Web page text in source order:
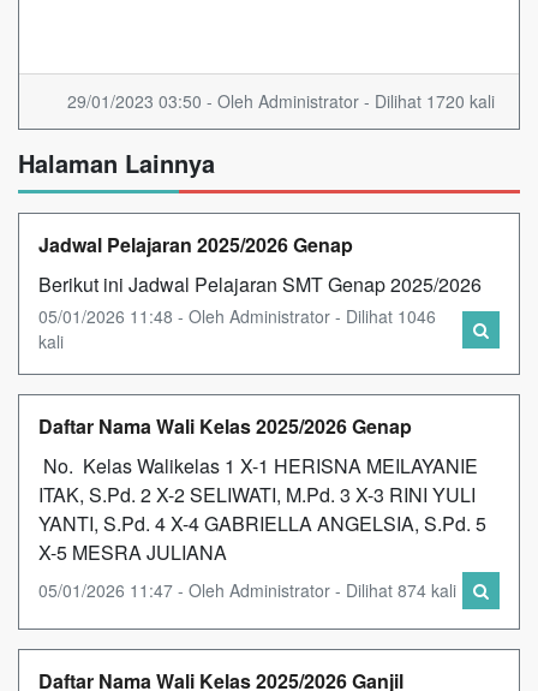
29/01/2023 03:50 - Oleh Administrator - Dilihat 1720 kali
Halaman Lainnya
Jadwal Pelajaran 2025/2026 Genap
Berikut ini Jadwal Pelajaran SMT Genap 2025/2026
05/01/2026 11:48 - Oleh Administrator - Dilihat 1046
kali
Daftar Nama Wali Kelas 2025/2026 Genap
No. Kelas Walikelas 1 X-1 HERISNA MEILAYANIE
ITAK, S.Pd. 2 X-2 SELIWATI, M.Pd. 3 X-3 RINI YULI
YANTI, S.Pd. 4 X-4 GABRIELLA ANGELSIA, S.Pd. 5
X-5 MESRA JULIANA
05/01/2026 11:47 - Oleh Administrator - Dilihat 874 kali
Daftar Nama Wali Kelas 2025/2026 Ganjil